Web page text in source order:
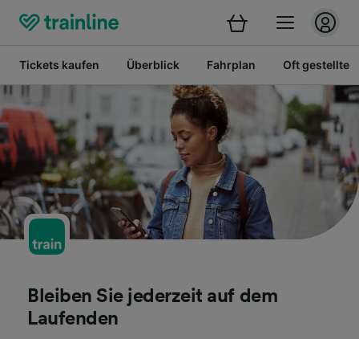
Tickets kaufen Überblick Fahrplan Oft gestellte
Bleiben Sie jederzeit auf dem
Laufenden